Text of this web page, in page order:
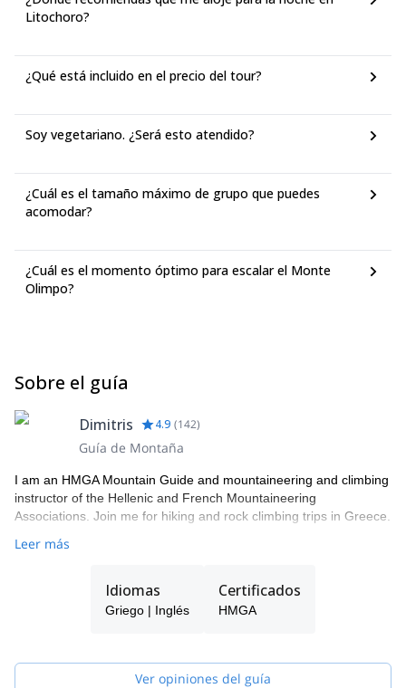
Litochoro?
¿Qué está incluido en el precio del tour?
Soy vegetariano. ¿Será esto atendido?
¿Cuál es el tamaño máximo de grupo que puedes
acomodar?
¿Cuál es el momento óptimo para escalar el Monte
Olimpo?
Sobre el guía
Dimitris 4.9 (142)
Guía de Montaña
I am an HMGA Mountain Guide and mountaineering and climbing
instructor of the Hellenic and French Mountaineering
Associations. Join me for hiking and rock climbing trips in Greece.
Leer más
Idiomas
Griego | Inglés
Certificados
HMGA
Ver opiniones del guía